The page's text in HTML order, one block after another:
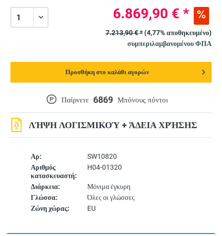
Αρ:
SW10820
Αριθμός
κατασκευαστή:
H04-01320
Διάρκεια:
Μόνιμα έγκυρη
Γλώσσα:
Όλες οι γλώσσες
Ζώνη χώρας:
EU
P Παίρνετε 6869 Μπόνους πόντοι
ΛΉΨΗ ΛΟΓΙΣΜΙΚΟΎ + ΆΔΕΙΑ ΧΡΉΣΗΣ
6.869,90 € *
7.213,90 € *(4,77% αποθηκευμένο)
συμπεριλαμβανομένου ΦΠΑ
Προσθήκη στο καλάθι αγορών